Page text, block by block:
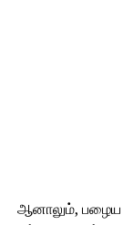
ஆனாலும்,